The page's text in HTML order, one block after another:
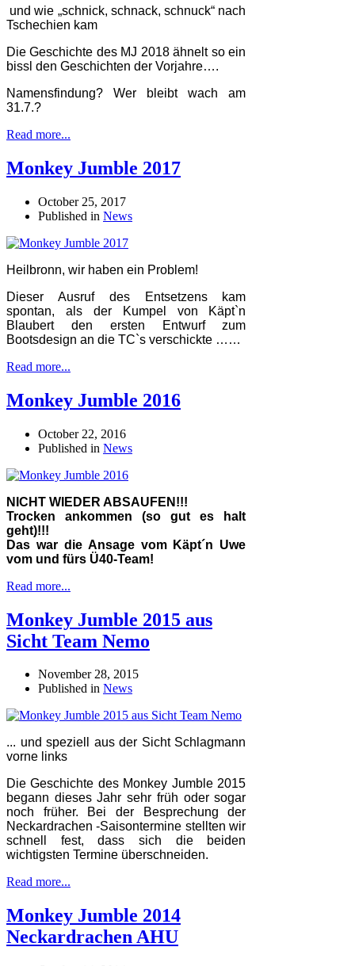
und wie „schnick, schnack, schnuck“ nach
Tschechien kam
Die Geschichte des MJ 2018 ähnelt so ein
bissl den Geschichten der Vorjahre….
Namensfindung? Wer bleibt wach am
31.7.?
Read more...
Monkey Jumble 2017
October 25, 2017
Published in News
Heilbronn, wir haben ein Problem!
Dieser Ausruf des Entsetzens kam
spontan, als der Kumpel von Käpt`n
Blaubert den ersten Entwurf zum
Bootsdesign an die TC`s verschickte ……
Read more...
Monkey Jumble 2016
October 22, 2016
Published in News
NICHT WIEDER ABSAUFEN!!!
Trocken ankommen (so gut es halt
geht)!!!
Das war die Ansage vom Käpt´n Uwe
vom und fürs Ü40-Team!
Read more...
Monkey Jumble 2015 aus
Sicht Team Nemo
November 28, 2015
Published in News
... und speziell ausder Sicht Schlagmann
vorne links
Die Geschichte des Monkey Jumble 2015
begann dieses Jahr sehr früh oder sogar
noch früher. Bei der Besprechung der
Neckardrachen -Saisontermine stellten wir
schnell fest, dass sich die beiden
wichtigsten Termine überschneiden.
Read more...
Monkey Jumble 2014
Neckardrachen AHU